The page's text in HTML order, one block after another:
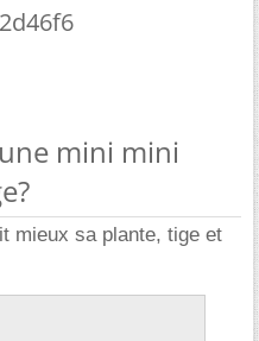
mini mini
mieux sa plante, tige et